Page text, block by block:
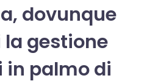
dovunque
la gestione
in palmo di